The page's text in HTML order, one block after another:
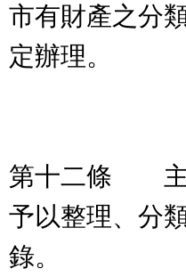
市有財產之分
定辦理。
第十二條 主
予以整理、分
錄。